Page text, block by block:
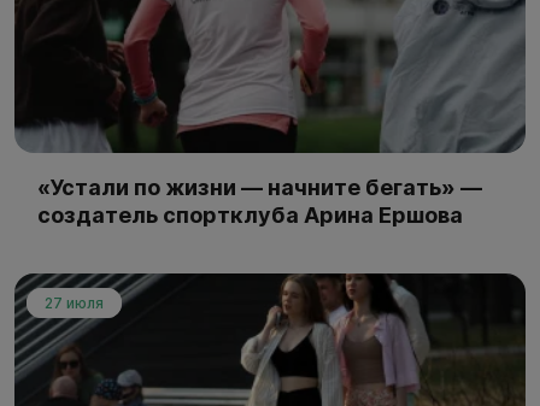
«Устали по жизни — начните бегать» —
создатель спортклуба Арина Ершова
27 июля